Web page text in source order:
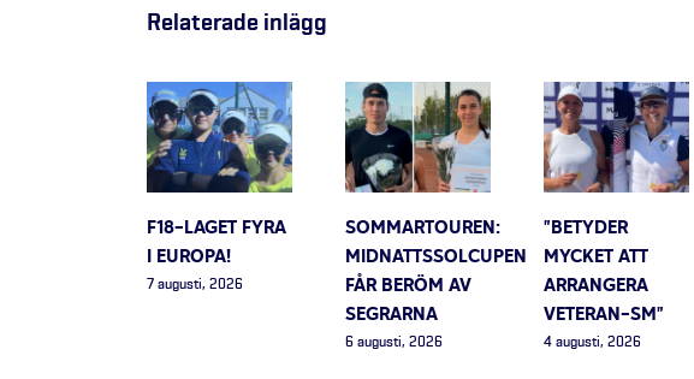
Relaterade inlägg
F18-LAGET FYRA
I EUROPA!
7 augusti, 2026
SOMMARTOUREN:
MIDNATTSSOLCUPEN
FÅR BERÖM AV
SEGRARNA
6 augusti, 2026
”BETYDER
MYCKET ATT
ARRANGERA
VETERAN-SM”
4 augusti, 2026